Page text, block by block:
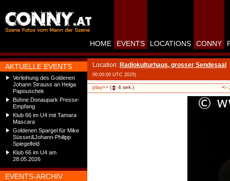
AKTUELLE EVENTS
Verleihung des Goldenen
Johann Strauss an Helga
Papouschek
Bühne Donaupark Presse-
Empfang
Klub 66 im U4 mit Tamara
Mascara
Goldenen Spargel für Mike
Süsser&Johann-Philipp
Spiegelfeld
Klub 66 im U4 am
28.05.2026
EVENTS-ARCHIV
HOME EVENTS LOCATIONS CONNY
Location: Radiokulturhaus, grosser Sendesaal
00:00:00 UTC 2025)
play>> ( 4 sek.) <-